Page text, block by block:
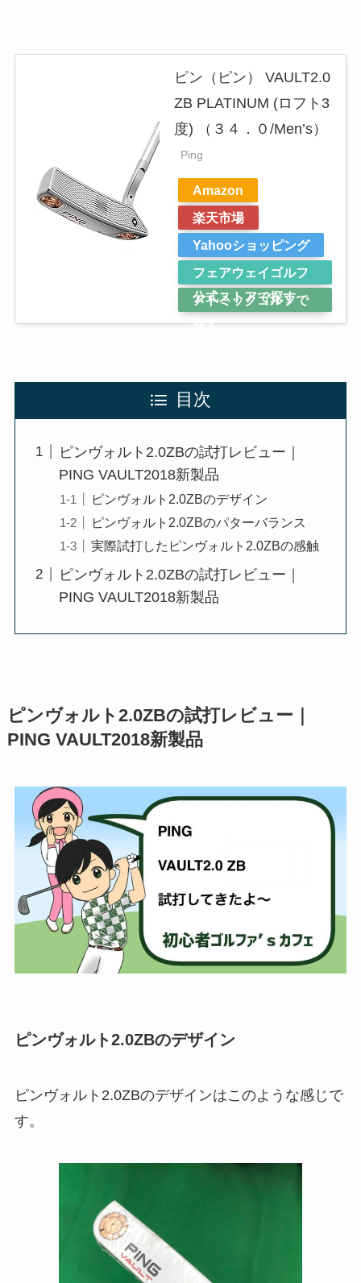
ピン（ピン） VAULT2.0
ZB PLATINUM (ロフト3
度) （３４．０/Men’s）
Ping
Amazon
楽天市場
Yahooショッピング
フェアウェイゴルフ
公式ストアで探す
アトミックゴルフで
探す
目次
ピンヴォルト2.0ZBの試打レビュー｜
PING VAULT2018新製品
ピンヴォルト2.0ZBのデザイン
ピンヴォルト2.0ZBのパターバランス
実際試打したピンヴォルト2.0ZBの感触
ピンヴォルト2.0ZBの試打レビュー｜
PING VAULT2018新製品
ピンヴォルト2.0ZBの試打レビュー｜
PING VAULT2018新製品
ピンヴォルト2.0ZBのデザイン
ピンヴォルト2.0ZBのデザインはこのような感じで
す。